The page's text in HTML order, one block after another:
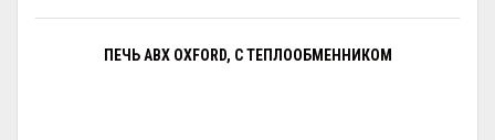
ПЕЧЬ ABX OXFORD, С ТЕПЛООБМЕННИКОМ